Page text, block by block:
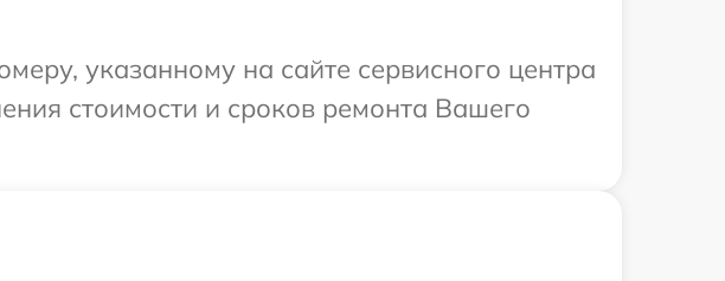
указанному на сайте сервисного центра
стоимости и сроков ремонта Вашего